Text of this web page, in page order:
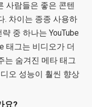
사람들은 좋은 콘텐
. 차이는 종종 사용하
중 하나는 YouTube
태그는 비디오가 더
는 숨겨진 메타 태그
오 성능이 훨씬 향상
요?